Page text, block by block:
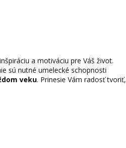
a motiváciu pre Váš život.
sú nutné umelecké schopnosti
veku. Prinesie Vám radosť tvoriť,